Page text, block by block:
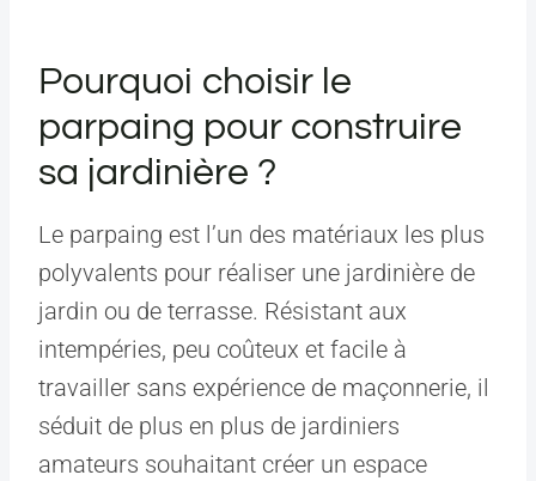
Pourquoi choisir le
parpaing pour construire
sa jardinière ?
Le parpaing est l’un des matériaux les plus
polyvalents pour réaliser une jardinière de
jardin ou de terrasse. Résistant aux
intempéries, peu coûteux et facile à
travailler sans expérience de maçonnerie, il
séduit de plus en plus de jardiniers
amateurs souhaitant créer un espace